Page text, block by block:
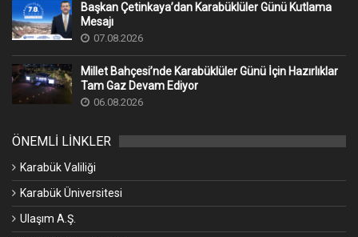
Başkan Çetinkaya’dan Karabüklüler Günü Kutlama
Mesajı
07.08.2026
Millet Bahçesi’nde Karabüklüler Günü İçin Hazırlıklar
Tam Gaz Devam Ediyor
06.08.2026
ÖNEMLİ LİNKLER
Karabük Valiliği
Karabük Üniversitesi
Ulaşım A.Ş.